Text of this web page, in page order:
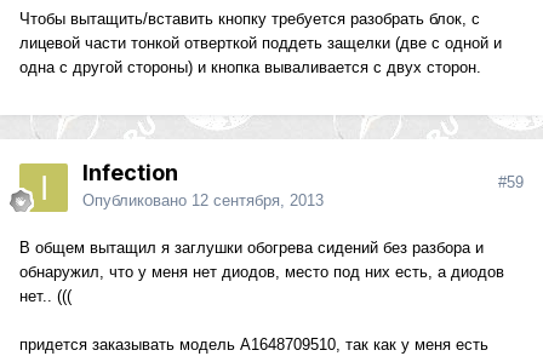
Чтобы вытащить/вставить кнопку требуется разобрать блок, с
лицевой части тонкой отверткой поддеть защелки (две с одной и
одна с другой стороны) и кнопка вываливается с двух сторон.
Infection
Опубликовано 12 сентября, 2013
#59
В общем вытащил я заглушки обогрева сидений без разбора и
обнаружил, что у меня нет диодов, место под них есть, а диодов
нет.. (((
придется заказывать модель A1648709510, так как у меня есть